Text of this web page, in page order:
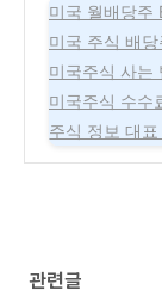
미국 월배당주
미국 주식 배
(2)
미국주식 사는
미국주식 수수
주식 정보 대
관련글